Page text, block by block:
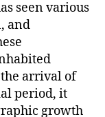
seen various
and
arrival of
period, it
growth